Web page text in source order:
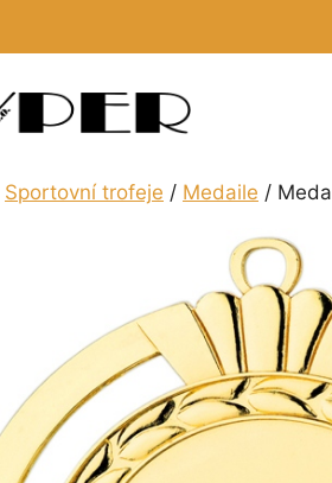
Sportovní trofeje / Medaile /